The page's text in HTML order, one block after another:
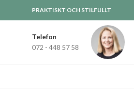
PRAKTISKT OCH STILFULLT
Telefon
072 - 448 57 58